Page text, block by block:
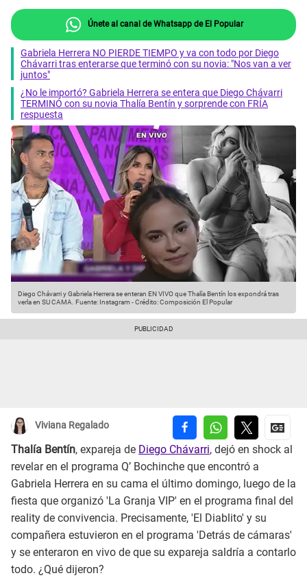
Únete al canal de Whatsapp de El Popular
Gabriela Herrera NO PIERDE TIEMPO y va con todo por Diego
Chávarri tras enterarse que terminó con su novia: "Nos van a ver
juntos"
¿No le importó? Gabriela Herrera se entera que Diego Chávarri
TERMINÓ con su novia Thalía Bentín y sorprende con FRÍA
respuesta
Diego Chávarri y Gabriela Herrera se enteran EN VIVO que Thalía Bentín los expondrá tras
verla en SU CAMA. Fuente: Instagram -Crédito: Composición El Popular
Viviana Regalado
Thalía Bentín, expareja de Diego Chávarri, dejó en shock al
revelar en el programa Q’ Bochinche que encontró a
Gabriela Herrera en su cama el último domingo, luego de la
fiesta que organizó 'La Granja VIP' en el programa final del
reality de convivencia. Precisamente, 'El Diablito' y su
compañera estuvieron en el programa 'Detrás de cámaras'
y se enteraron en vivo de que su expareja saldría a contarlo
todo. ¿Qué dijeron?